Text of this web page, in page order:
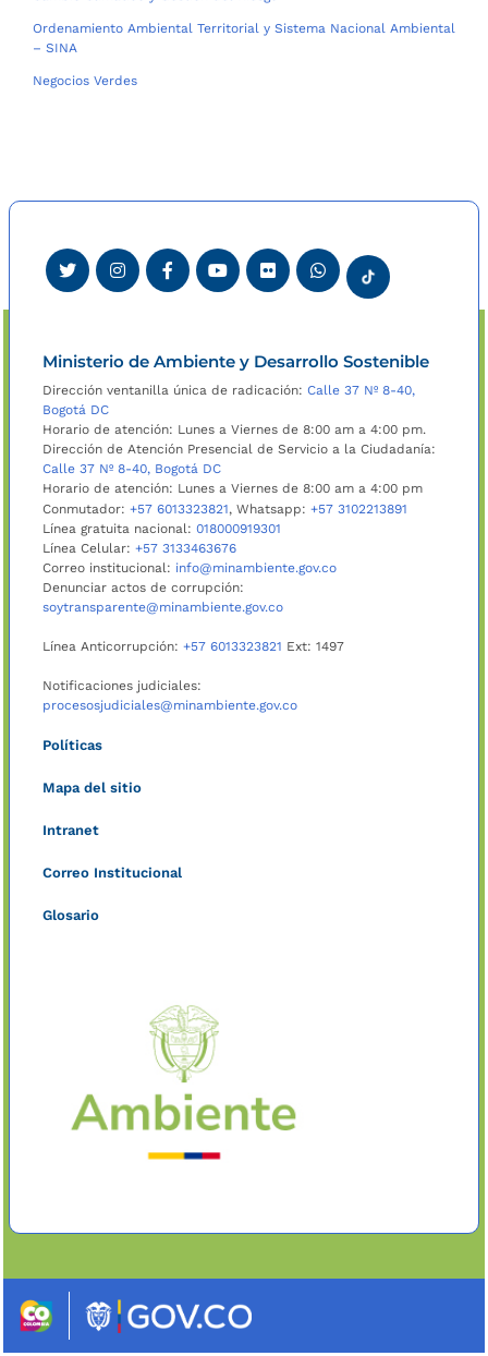
Ordenamiento Ambiental Territorial y Sistema Nacional Ambiental
– SINA
Negocios Verdes
Ministerio de Ambiente y Desarrollo Sostenible
Dirección ventanilla única de radicación: Calle 37 Nº 8-40,
Bogotá DC
Horario de atención: Lunes a Viernes de 8:00 am a 4:00 pm.
Dirección de Atención Presencial de Servicio a la Ciudadanía:
Calle 37 Nº 8-40, Bogotá DC
Horario de atención: Lunes a Viernes de 8:00 am a 4:00 pm
Conmutador: +57 6013323821, Whatsapp: +57 3102213891
Línea gratuita nacional: 018000919301
Línea Celular: +57 3133463676
Correo institucional: info@minambiente.gov.co
Denunciar actos de corrupción:
soytransparente@minambiente.gov.co
Línea Anticorrupción: +57 6013323821 Ext: 1497
Notificaciones judiciales:
procesosjudiciales@minambiente.gov.co
Políticas
Mapa del sitio
Intranet
Correo Institucional
Glosario